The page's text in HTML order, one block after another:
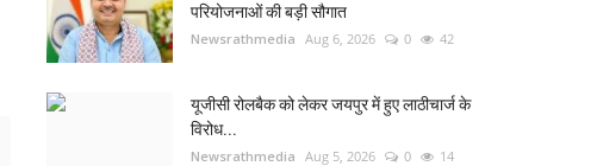
परियोजनाओं की बड़ी सौगात
Newsrathmedia Aug 6, 2026 0 42
यूजीसी रोलबैक को लेकर जयपुर में हुए लाठीचार्ज के
विरोध...
Newsrathmedia Aug 5, 2026 0 14